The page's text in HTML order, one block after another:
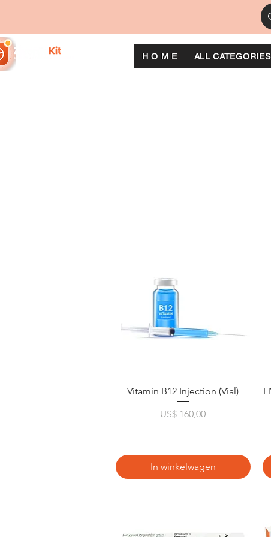
H O M E ALL CATEGORIES
Snel overzicht
Vitamin B12 Injection (Vial)
Prijs
US$ 160,00
In winkelwagen